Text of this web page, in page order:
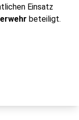
Einsatz
beteiligt.